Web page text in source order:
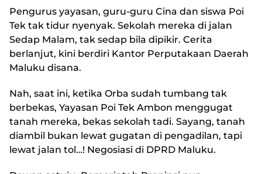
Pengurus yayasan, guru-guru Cina dan siswa Poi
Tek tak tidur nyenyak. Sekolah mereka di jalan
Sedap Malam, tak sedap bila dipikir. Cerita
berlanjut, kini berdiri Kantor Perputakaan Daerah
Maluku disana.
Nah, saat ini, ketika Orba sudah tumbang tak
berbekas, Yayasan Poi Tek Ambon menggugat
tanah mereka, bekas sekolah tadi. Sayang, tanah
diambil bukan lewat gugatan di pengadilan, tapi
lewat jalan tol…! Negosiasi di DPRD Maluku.